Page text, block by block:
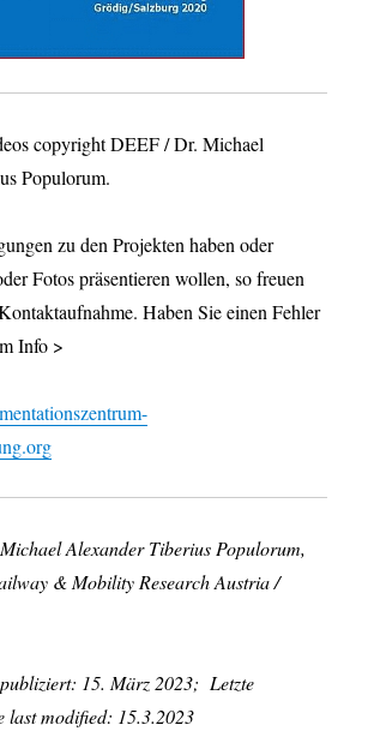
copyright DEEF / Dr. Michael
Populorum.
zu den Projekten haben oder
Fotos präsentieren wollen, so freuen
Haben Sie einen Fehler
Info >
Alexander Tiberius Populorum,
& Mobility Research Austria /
15. März 2023; Letzte
last modified: 15.3.2023